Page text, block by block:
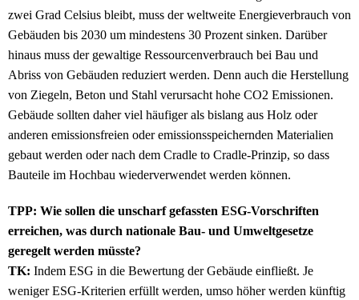
zwei Grad Celsius bleibt, muss der weltweite Energieverbrauch von
Gebäuden bis 2030 um mindestens 30 Prozent sinken. Darüber
hinaus muss der gewaltige Ressourcenverbrauch bei Bau und
Abriss von Gebäuden reduziert werden. Denn auch die Herstellung
von Ziegeln, Beton und Stahl verursacht hohe CO2 Emissionen.
Gebäude sollten daher viel häufiger als bislang aus Holz oder
anderen emissionsfreien oder emissionsspeichernden Materialien
gebaut werden oder nach dem Cradle to Cradle-Prinzip, so dass
Bauteile im Hochbau wiederverwendet werden können.
TPP: Wie sollen die unscharf gefassten ESG-Vorschriften
erreichen, was durch nationale Bau- und Umweltgesetze
geregelt werden müsste?
TK: Indem ESG in die Bewertung der Gebäude einfließt. Je
weniger ESG-Kriterien erfüllt werden, umso höher werden künftig